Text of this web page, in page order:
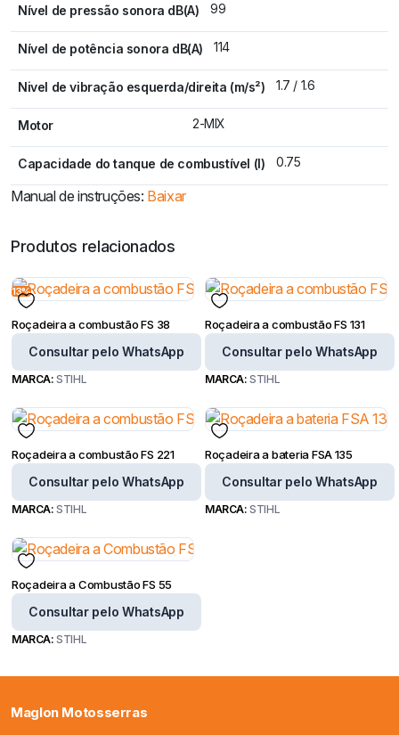
Nível de pressão sonora dB(A) 99
Nível de potência sonora dB(A) 114
Nivel de vibração esquerda/direita (m/s²) 1.7 / 1.6
Motor 2-MIX
Capacidade do tanque de combustível (l) 0.75
Manual de instruções: Baixar
Produtos relacionados
13%
Roçadeira a combustão FS 38
Consultar pelo WhatsApp
MARCA:STIHL
Roçadeira a combustão FS 131
Consultar pelo WhatsApp
MARCA:STIHL
Roçadeira a combustão FS 221
Consultar pelo WhatsApp
MARCA:STIHL
Roçadeira a bateria FSA 135
Consultar pelo WhatsApp
MARCA:STIHL
Roçadeira a Combustão FS 55
Consultar pelo WhatsApp
MARCA:STIHL
Maglon Motosserras